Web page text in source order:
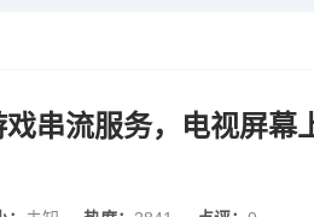
串流服务，电视屏幕